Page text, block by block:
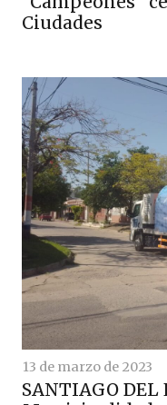
Ciudades
13 de marzo de 2023
SANTIAGO DEL